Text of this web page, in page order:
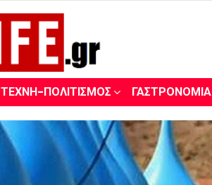
ΤΈΧΝΗ-ΠΟΛΙΤΙΣΜΌΣ ΓΑΣΤΡΟΝΟΜΊΑ